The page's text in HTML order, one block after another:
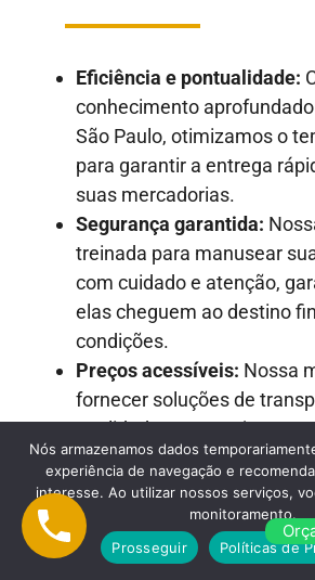
Eficiência e pontualidade:
conhecimento
São Paulo, otimizamos o
para garantir a entrega
suas mercadorias.
Segurança garantida:
treinada para manusear
com cuidado e atenção,
elas cheguem ao destino
condições.
Preços acessíveis: Nossa
fornecer soluções de
qualidade a preços justos
Atendimento ao cliente
Nossa equipe está sempre
oferecer suporte,
fornecer assistência em
Nós armazenamos dados
experiência de navegação e
interesse. Ao utilizar nossos serviços,
monitoramento.
Prosseguir
Políticas de